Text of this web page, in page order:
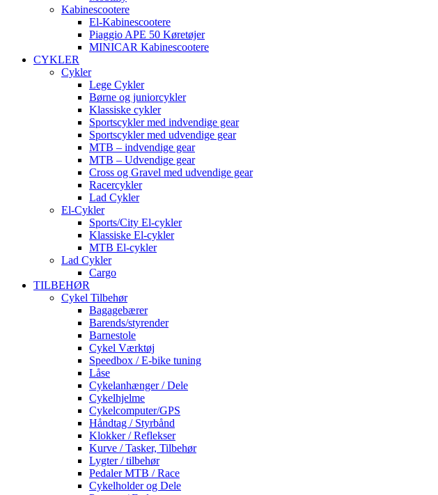
Kabinescootere
El-Kabinescootere
Piaggio APE 50 Køretøjer
MINICAR Kabinescootere
CYKLER
Cykler
Lege Cykler
Børne og juniorcykler
Klassiske cykler
Sportscykler med indvendige gear
Sportscykler med udvendige gear
MTB – indvendige gear
MTB – Udvendige gear
Cross og Gravel med udvendige gear
Racercykler
Lad Cykler
El-Cykler
Sports/City El-cykler
Klassiske El-cykler
MTB El-cykler
Lad Cykler
Cargo
TILBEHØR
Cykel Tilbehør
Bagagebærer
Barends/styrender
Barnestole
Cykel Værktøj
Speedbox / E-bike tuning
Låse
Cykelanhænger / Dele
Cykelhjelme
Cykelcomputer/GPS
Håndtag / Styrbånd
Klokker / Reflekser
Kurve / Tasker, Tilbehør
Lygter / tilbehør
Pedaler MTB / Race
Cykelholder og Dele